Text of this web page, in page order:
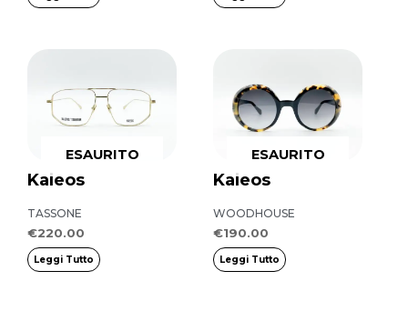
Kaleos
ESAURITO
TASSONE
€220.00
Leggi Tutto
Kaleos
ESAURITO
WOODHOUSE
€190.00
Leggi Tutto